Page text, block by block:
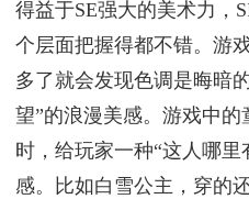
得益于SE强大的美术力，
个层面把握得都不错。游
多了就会发现色调是晦暗
望”的浪漫美感。游戏中的
时，给玩家一种“这人哪
感。比如白雪公主，穿的